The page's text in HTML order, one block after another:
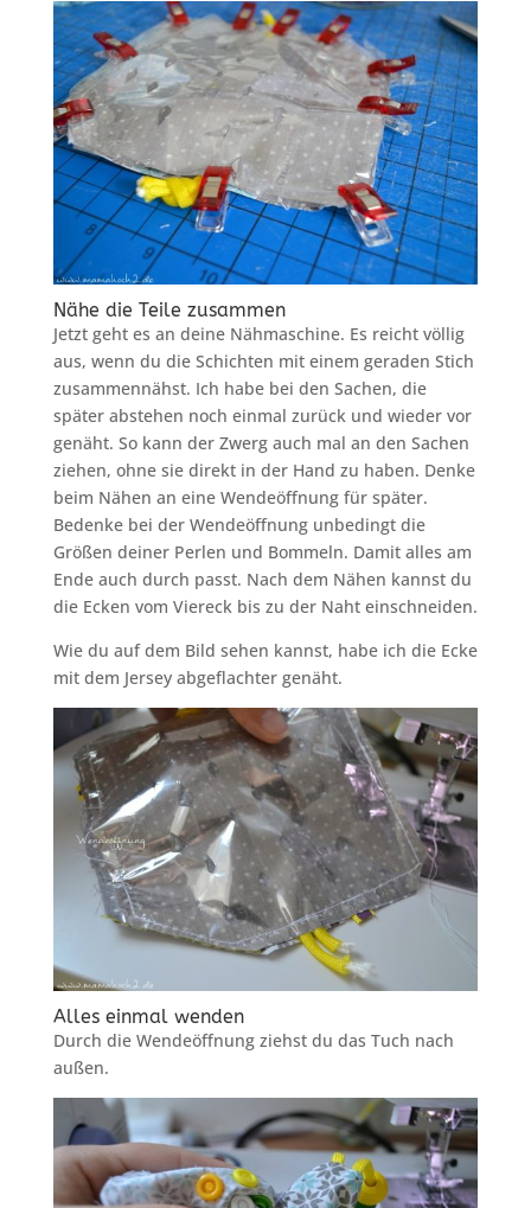
Nähe die Teile zusammen
Jetzt geht es an deine Nähmaschine. Es reicht völlig
aus, wenn du die Schichten mit einem geraden Stich
zusammennähst. Ich habe bei den Sachen, die
später abstehen noch einmal zurück und wieder vor
genäht. So kann der Zwerg auch mal an den Sachen
ziehen, ohne sie direkt in der Hand zu haben. Denke
beim Nähen an eine Wendeöffnung für später.
Bedenke bei der Wendeöffnung unbedingt die
Größen deiner Perlen und Bommeln. Damit alles am
Ende auch durch passt. Nach dem Nähen kannst du
die Ecken vom Viereck bis zu der Naht einschneiden.
Wie du auf dem Bild sehen kannst, habe ich die Ecke
mit dem Jersey abgeflachter genäht.
Alles einmal wenden
Durch die Wendeöffnung ziehst du das Tuch nach
außen.